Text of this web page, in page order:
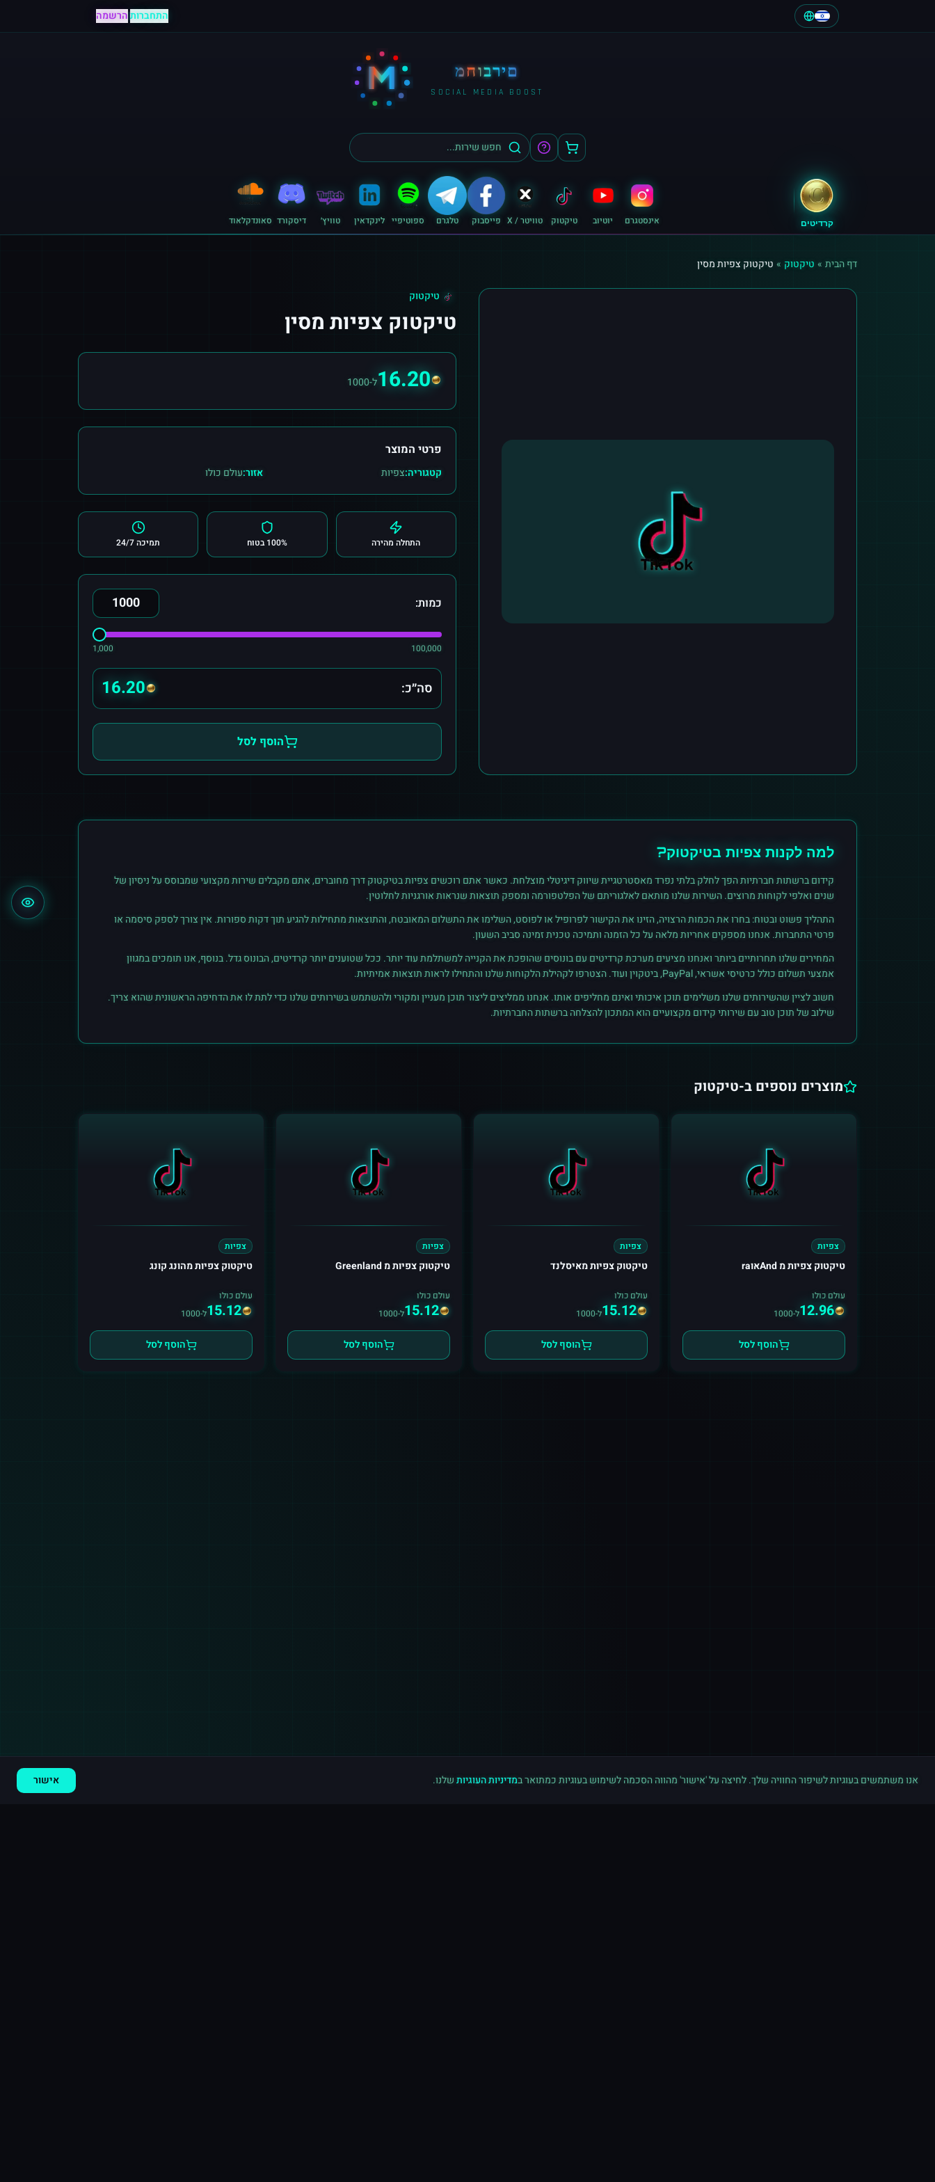
התחברות|הרשמה
M מחוברים
SOCIAL MEDIA BOOST
קרדיטים אינסטגרם יוטיוב טיקטוק טוויטר / X פייסבוק טלגרם ספוטיפיי לינקדאין טוויץ׳ דיסקורד סאונדקלאוד
דף הבית » טיקטוק » טיקטוק צפיות מסין
טיקטוק
טיקטוק צפיות מסין
16.20ל-1000
פרטי המוצר
קטגוריה:צפיות אזור:עולם כולו
התחלה מהירה 100% בטוח תמיכה 24/7
כמות:
1,000 100,000
סה״כ: 16.20
הוסף לסל
למה לקנות צפיות בטיקטוק?
קידום ברשתות חברתיות הפך לחלק בלתי נפרד מאסטרטגיית שיווק דיגיטלי מוצלחת. כאשר אתם רוכשים צפיותבטיקטוקדרך מחוברים, אתם מקבלים שירות מקצועי שמבוסס על ניסיון של
שנים ואלפי לקוחות מרוצים. השירות שלנו מותאם לאלגוריתם של הפלטפורמה ומספק תוצאות שנראות אורגניות לחלוטין.
התהליך פשוט ובטוח: בחרו את הכמות הרצויה, הזינו את הקישור לפרופיל או לפוסט, השלימו את התשלום המאובטח, והתוצאות מתחילות להגיע תוך דקות ספורות. אין צורך לספק סיסמה או
פרטי התחברות. אנחנו מספקים אחריות מלאה על כל הזמנה ותמיכה טכנית זמינה סביב השעון.
המחירים שלנו תחרותיים ביותר ואנחנו מציעים מערכת קרדיטים עם בונוסים שהופכת את הקנייה למשתלמת עוד יותר. ככל שטוענים יותר קרדיטים, הבונוס גדל. בנוסף, אנו תומכים במגוון
אמצעי תשלום כולל כרטיסי אשראי, PayPal, ביטקוין ועוד. הצטרפו לקהילת הלקוחות שלנו והתחילו לראות תוצאות אמיתיות.
חשוב לציין שהשירותים שלנו משלימים תוכן איכותי ואינם מחליפים אותו. אנחנו ממליצים ליצור תוכן מעניין ומקורי ולהשתמש בשירותים שלנו כדי לתת לו את הדחיפה הראשונית שהוא צריך.
שילוב של תוכן טוב עם שירותי קידום מקצועיים הוא המתכון להצלחה ברשתות החברתיות.
מוצרים נוספים ב-טיקטוק
צפיות
טיקטוק צפיות מ Andאוra
עולם כולו
12.96ל-1000
הוסף לסל
צפיות
טיקטוק צפיות מאיסלנד
עולם כולו
15.12ל-1000
הוסף לסל
צפיות
טיקטוק צפיות מ Greenland
עולם כולו
15.12ל-1000
הוסף לסל
צפיות
טיקטוק צפיות מהונג קונג
עולם כולו
15.12ל-1000
הוסף לסל
גרמניה
אנו משתמשים בעוגיות לשיפור החוויה שלך. לחיצה על 'אישור' מהווה הסכמה לשימוש בעוגיות כמתואר במדיניות העוגיותשלנו. אישור